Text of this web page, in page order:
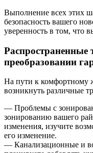
Выполнение всех этих
безопасность вашего
уверенность в том, что
Распространенные
преобразовании
На пути к
возникнуть различные
— Проблемы с
зонированию вашего
изменения, изучите
его изменение.
— Канализационные и